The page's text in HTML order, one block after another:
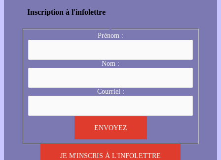
Inscription à l'infolettre
Prénom :
Nom :
Courriel :
JE M'INSCRIS À L'INFOLETTRE